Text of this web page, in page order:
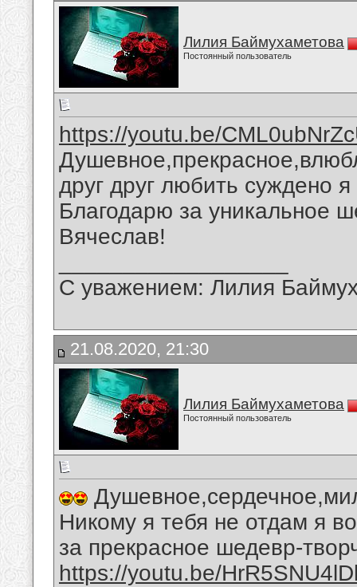
Лилия Баймухаметова
Постоянный пользователь
https://youtu.be/
друг друг любить суждено
Благодарю за уникальное
Вячеслав!
С уважением: Лилия
21.08.2020, 21:30
Лилия Баймухаметова
Постоянный пользователь
Никому я тебя не отдам я
за прекрасное шедевр-
https://youtu.be/